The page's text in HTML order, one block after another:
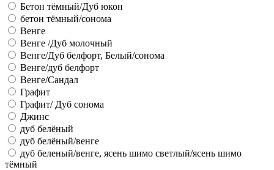
Бетон тёмный/Дуб юкон
бетон тёмный/сонома
Венге
Венге /Дуб молочный
Венге/Дуб белфорт, Белый/сонома
Венге/дуб белфорт
Венге/Сандал
Графит
Графит/ Дуб сонома
Джинс
дуб белёный
дуб белёный/венге
дуб беленый/венге, ясень шимо светлый/ясень шимо
тёмный